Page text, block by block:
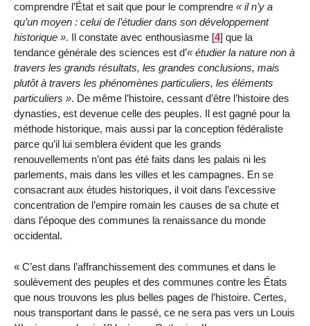
comprendre l’État et sait que pour le comprendre
il n’y a
qu’un moyen : celui de l’étudier dans son développement
historique
. Il constate avec enthousiasme [4] que la
tendance générale des sciences est d’
étudier la nature non à
travers les grands résultats, les grandes conclusions, mais
plutôt à travers les phénomènes particuliers, les éléments
particuliers
. De même l’histoire, cessant d’être l’histoire des
dynasties, est devenue celle des peuples. Il est gagné pour la
méthode historique, mais aussi par la conception fédéraliste
parce qu’il lui semblera évident que les grands
renouvellements n’ont pas été faits dans les palais ni les
parlements, mais dans les villes et les campagnes. En se
consacrant aux études historiques, il voit dans l’excessive
concentration de l’empire romain les causes de sa chute et
dans l’époque des communes la renaissance du monde
occidental.
C’est dans l’affranchissement des communes et dans le
soulèvement des peuples et des communes contre les États
que nous trouvons les plus belles pages de l’histoire. Certes,
nous transportant dans le passé, ce ne sera pas vers un Louis